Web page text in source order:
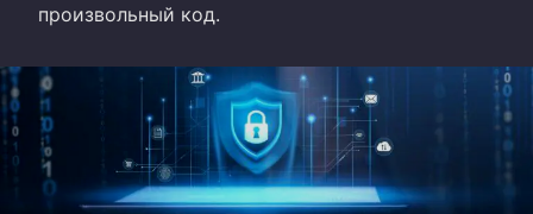
произвольный код.